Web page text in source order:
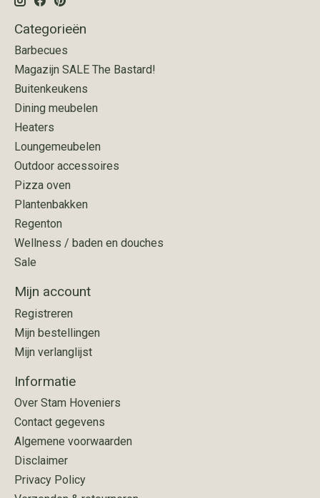
Categorieën
Barbecues
Magazijn SALE The Bastard!
Buitenkeukens
Dining meubelen
Heaters
Loungemeubelen
Outdoor accessoires
Pizza oven
Plantenbakken
Regenton
Wellness / baden en douches
Sale
Mijn account
Registreren
Mijn bestellingen
Mijn verlanglijst
Informatie
Over Stam Hoveniers
Contact gegevens
Algemene voorwaarden
Disclaimer
Privacy Policy